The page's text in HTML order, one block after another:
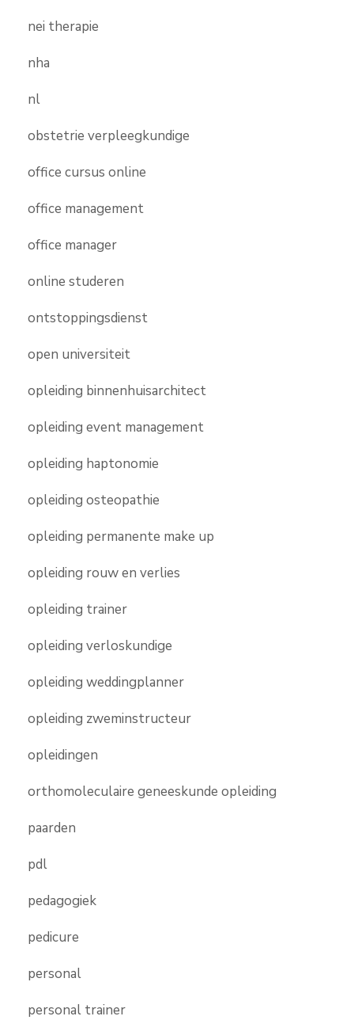
nei therapie
nha
nl
obstetrie verpleegkundige
office cursus online
office management
office manager
online studeren
ontstoppingsdienst
open universiteit
opleiding binnenhuisarchitect
opleiding event management
opleiding haptonomie
opleiding osteopathie
opleiding permanente make up
opleiding rouw en verlies
opleiding trainer
opleiding verloskundige
opleiding weddingplanner
opleiding zweminstructeur
opleidingen
orthomoleculaire geneeskunde opleiding
paarden
pdl
pedagogiek
pedicure
personal
personal trainer